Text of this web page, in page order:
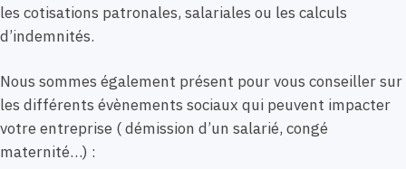
les cotisations patronales, salariales ou les calculs
d’indemnités.
Nous sommes également présent pour vous conseiller sur
les différents évènements sociaux qui peuvent impacter
votre entreprise ( démission d’un salarié, congé
maternité…) :